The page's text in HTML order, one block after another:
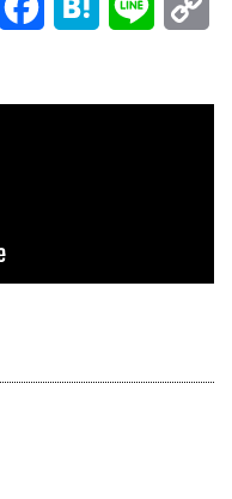
Twitter FacebookHatena Line